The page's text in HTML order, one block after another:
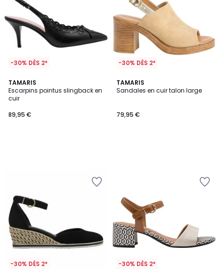
-30% DÈS 2*
TAMARIS
Escarpins pointus slingback en
cuir
89,95 €
-30% DÈS 2*
TAMARIS
Sandales en cuir talon large
79,95 €
-30% DÈS 2* -30% DÈS 2*